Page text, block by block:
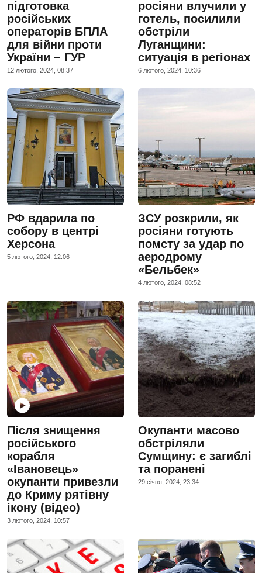
підготовка
російських
операторів БПЛА
для війни проти
України − ГУР
12 лютого, 2024, 08:37
росіяни влучили у
готель, посилили
обстріли
Луганщини:
ситуація в регіонах
6 лютого, 2024, 10:36
РФ вдарила по
собору в центрі
Херсона
5 лютого, 2024, 12:06
ЗСУ розкрили, як
росіяни готують
помсту за удар по
аеродрому
«Бельбек»
4 лютого, 2024, 08:52
Після знищення
російського
корабля
«Івановець»
окупанти привезли
до Криму рятівну
ікону (відео)
3 лютого, 2024, 10:57
Окупанти масово
обстріляли
Сумщину: є загиблі
та поранені
29 сiчня, 2024, 23:34